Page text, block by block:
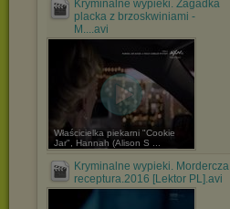
Kryminalne wypieki. Zagadka
placka z brzoskwiniami -
M....avi
Właścicielka piekarni "Cookie
Jar", Hannah (Alison S ...
Kryminalne wypieki. Mordercza
receptura.2016 [Lektor PL].avi